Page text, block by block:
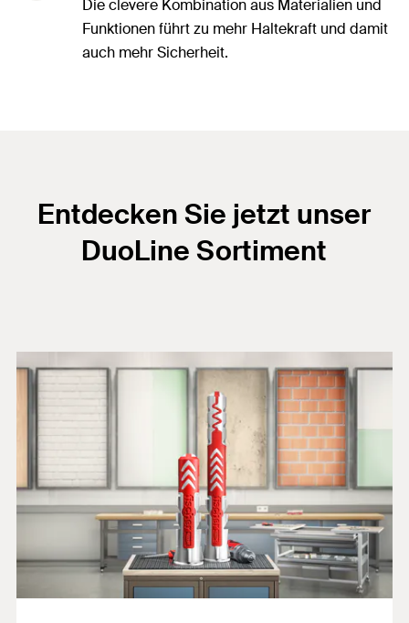
Die clevere Kombination aus Materialien und
Funktionen führt zu mehr Haltekraft und damit
auch mehr Sicherheit.
Entdecken Sie jetzt unser
DuoLine Sortiment